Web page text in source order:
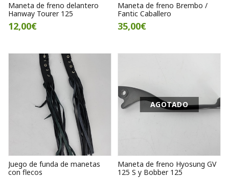
Maneta de freno delantero
Hanway Tourer 125
12,00€
Maneta de freno Brembo /
Fantic Caballero
35,00€
Juego de funda de manetas
con flecos
AGOTADO
Maneta de freno Hyosung GV
125 S y Bobber 125